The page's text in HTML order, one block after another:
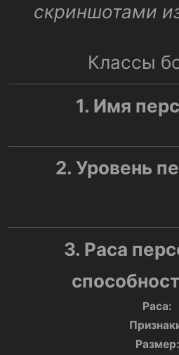
скриншотами
Классы
1. Имя
2. Уровень
3. Раса
Раса:
Размер: